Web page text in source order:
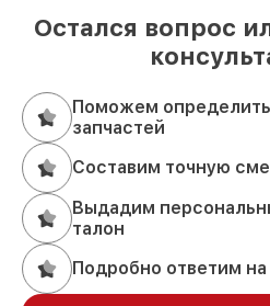
Остался вопрос
Поможем
запчастей
Составим точную
Выдадим
талон
Подробно ответим